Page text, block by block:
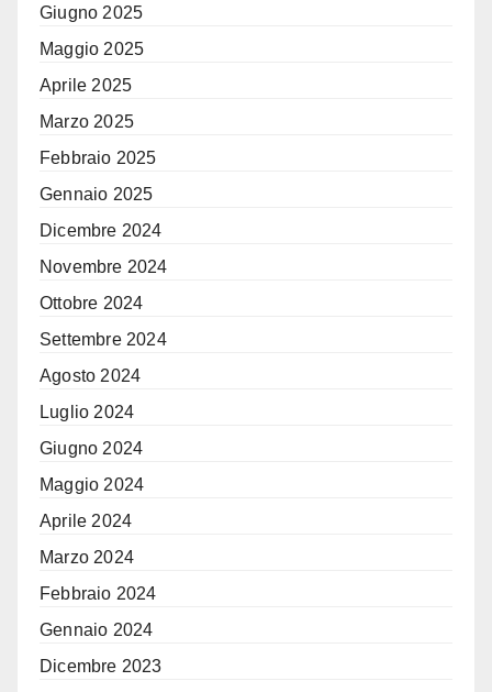
Giugno 2025
Maggio 2025
Aprile 2025
Marzo 2025
Febbraio 2025
Gennaio 2025
Dicembre 2024
Novembre 2024
Ottobre 2024
Settembre 2024
Agosto 2024
Luglio 2024
Giugno 2024
Maggio 2024
Aprile 2024
Marzo 2024
Febbraio 2024
Gennaio 2024
Dicembre 2023